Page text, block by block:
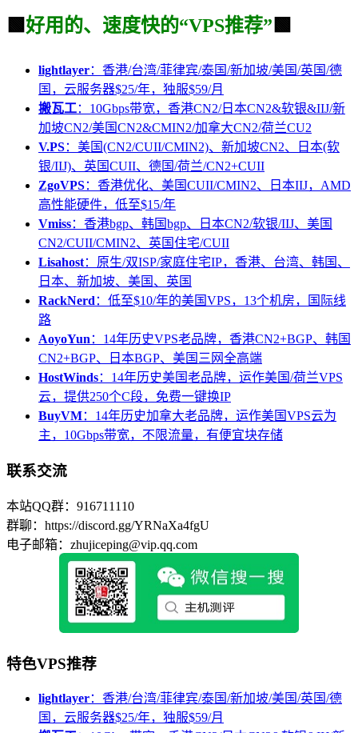
🟩 好用的、速度快的“VPS推荐” 🟩
lightlayer：香港/台湾/菲律宾/泰国/新加坡/美国/英国/德
国，云服务器$25/年，独服$59/月
搬瓦工：10Gbps带宽，香港CN2/日本CN2&软银&IIJ/新
加坡CN2/美国CN2&CMIN2/加拿大CN2/荷兰CU2
V.PS：美国(CN2/CUII/CMIN2)、新加坡CN2、日本(软
银/IIJ)、英国CUII、德国/荷兰/CN2+CUII
ZgoVPS：香港优化、美国CUII/CMIN2、日本IIJ，AMD
高性能硬件，低至$15/年
Vmiss：香港bgp、韩国bgp、日本CN2/软银/IIJ、美国
CN2/CUII/CMIN2、英国住宅/CUII
Lisahost：原生/双ISP/家庭住宅IP，香港、台湾、韩国、
日本、新加坡、美国、英国
RackNerd：低至$10/年的美国VPS，13个机房，国际线
路
AoyoYun：14年历史VPS老品牌，香港CN2+BGP、韩国
CN2+BGP、日本BGP、美国三网全高端
HostWinds：14年历史美国老品牌，运作美国/荷兰VPS
云，提供250个C段，免费一键换IP
BuyVM：14年历史加拿大老品牌，运作美国VPS云为
主，10Gbps带宽，不限流量，有便宜块存储
联系交流
本站QQ群：916711110
群聊：https://discord.gg/YRNaXa4fgU
电子邮箱：zhujiceping@vip.qq.com
特色VPS推荐
lightlayer：香港/台湾/菲律宾/泰国/新加坡/美国/英国/德
国，云服务器$25/年，独服$59/月